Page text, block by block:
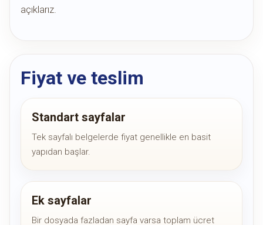
açıklarız.
Fiyat ve teslim
Standart sayfalar
Tek sayfalı belgelerde fiyat genellikle en basit
yapıdan başlar.
Ek sayfalar
Bir dosyada fazladan sayfa varsa toplam ücret